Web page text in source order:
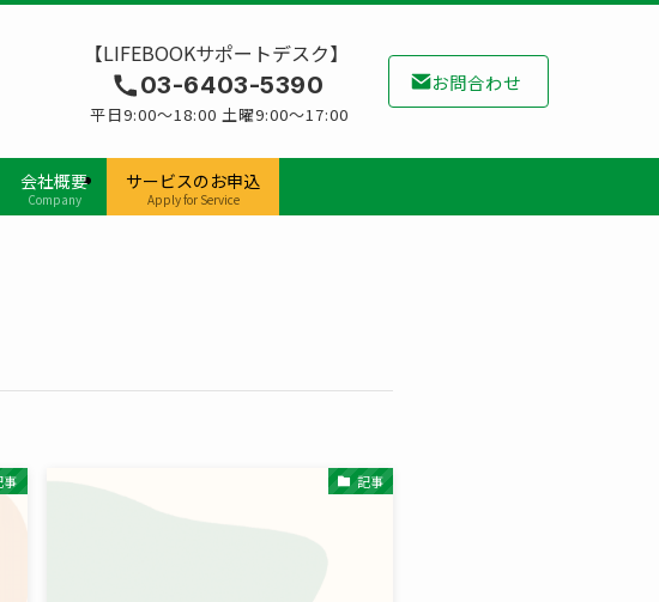
会社概要
Company
サービスのお申込
Apply for Service
【LIFEBOOKサポートデスク】
03-6403-5390
平日9:00～18:00 土曜9:00～17:00
お問合わせ
事 記事